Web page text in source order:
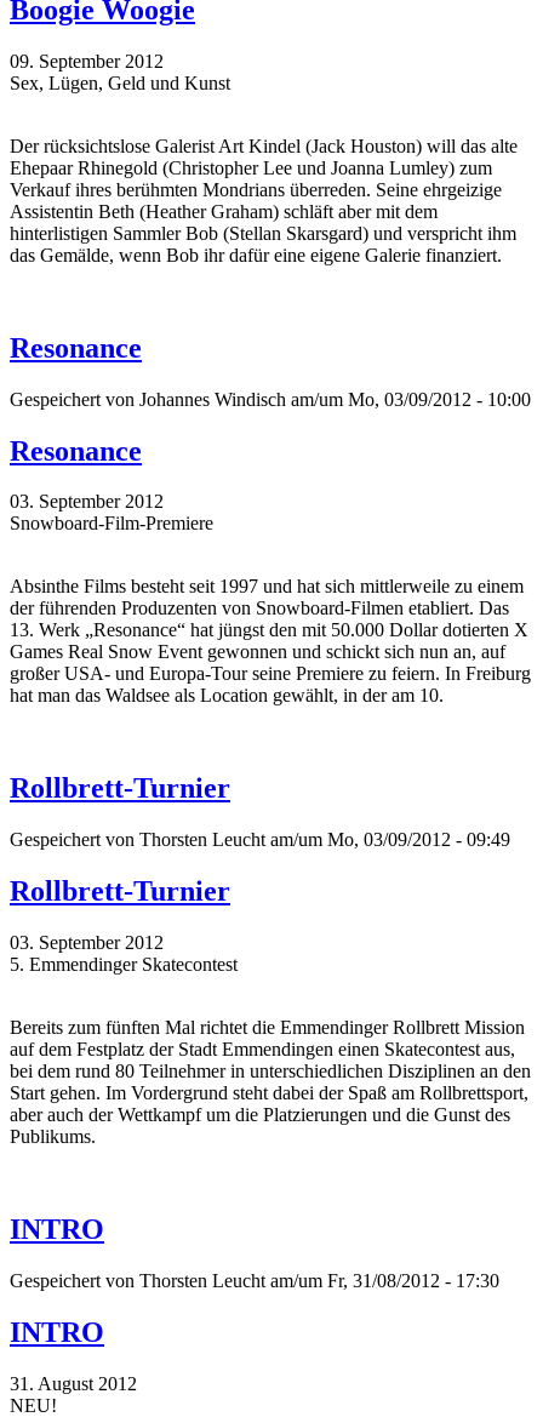
Boogie Woogie
09. September 2012
Sex, Lügen, Geld und Kunst
Der rücksichtslose Galerist Art Kindel (Jack Houston) will das alte
Ehepaar Rhinegold (Christopher Lee und Joanna Lumley) zum
Verkauf ihres berühmten Mondrians überreden. Seine ehrgeizige
Assistentin Beth (Heather Graham) schläft aber mit dem
hinterlistigen Sammler Bob (Stellan Skarsgard) und verspricht ihm
das Gemälde, wenn Bob ihr dafür eine eigene Galerie finanziert.
Resonance
Gespeichert von Johannes Windisch am/um Mo, 03/09/2012 - 10:00
Resonance
03. September 2012
Snowboard-Film-Premiere
Absinthe Films besteht seit 1997 und hat sich mittlerweile zu einem
der führenden Produzenten von Snowboard-Filmen etabliert. Das
13. Werk „Resonance“ hat jüngst den mit 50.000 Dollar dotierten X
Games Real Snow Event gewonnen und schickt sich nun an, auf
großer USA- und Europa-Tour seine Premiere zu feiern. In Freiburg
hat man das Waldsee als Location gewählt, in der am 10.
Rollbrett-Turnier
Gespeichert von Thorsten Leucht am/um Mo, 03/09/2012 - 09:49
Rollbrett-Turnier
03. September 2012
5. Emmendinger Skatecontest
Bereits zum fünften Mal richtet die Emmendinger Rollbrett Mission
auf dem Festplatz der Stadt Emmendingen einen Skatecontest aus,
bei dem rund 80 Teilnehmer in unterschiedlichen Disziplinen an den
Start gehen. Im Vordergrund steht dabei der Spaß am Rollbrettsport,
aber auch der Wettkampf um die Platzierungen und die Gunst des
Publikums.
INTRO
Gespeichert von Thorsten Leucht am/um Fr, 31/08/2012 - 17:30
INTRO
31. August 2012
NEU!